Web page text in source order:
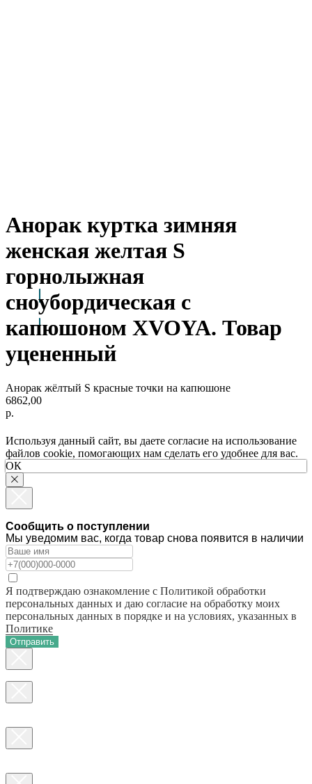
Arctic Point
Анорак куртка зимняя
женская желтая S
горнолыжная
сноубордическая с
капюшоном XVOYA. Товар
уцененный
Анорак жёлтый S красные точки на капюшоне
6862,00
р.
Используя данный сайт, вы даете согласие на использование
файлов cookie, помогающих нам сделать его удобнее для вас.
ОК
Сообщить о поступлении
Мы уведомим вас, когда товар снова появится в наличии
Я подтверждаю ознакомление с Политикой обработки
персональных данных и даю согласие на обработку моих
персональных данных в порядке и на условиях, указанных в
Политике
Отправить